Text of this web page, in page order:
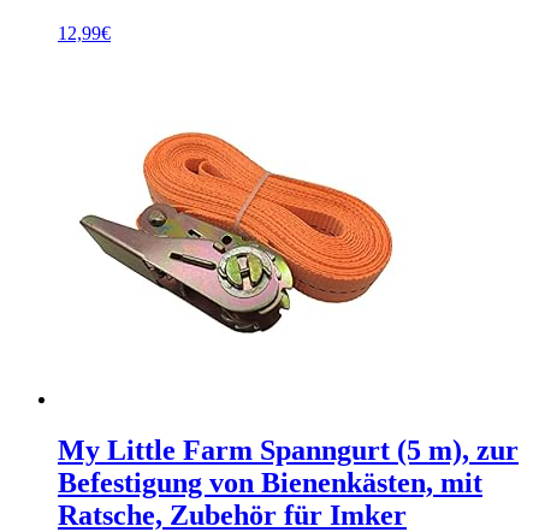
12,99€
My Little Farm Spanngurt (5 m), zur
Befestigung von Bienenkästen, mit
Ratsche, Zubehör für Imker